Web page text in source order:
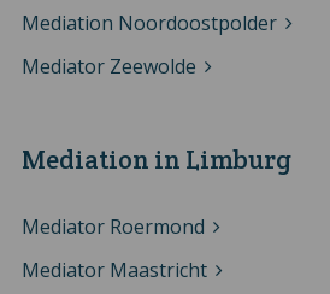
Mediation in Limburg
Mediator Roermond
Mediator Maastricht
Mediation Noordoostpolder
Mediator Zeewolde